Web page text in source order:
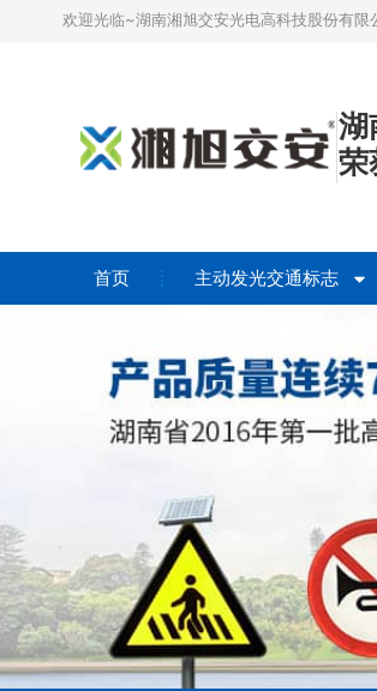
欢迎光临~湖南湘旭交安光电高科技股份有限
湖
荣
首页 主动发光交通标志